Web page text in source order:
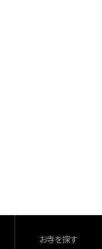
お寺を探す